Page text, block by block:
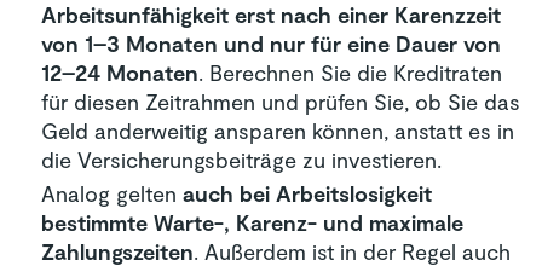
Arbeitsunfähigkeit erst nach einer Karenzzeit
von 1–3 Monaten und nur für eine Dauer von
12–24 Monaten. Berechnen Sie die Kreditraten
für diesen Zeitrahmen und prüfen Sie, ob Sie das
Geld anderweitig ansparen können, anstatt es in
die Versicherungsbeiträge zu investieren.
Analog gelten auch bei Arbeitslosigkeit
bestimmte Warte-, Karenz- und maximale
Zahlungszeiten. Außerdem ist in der Regel auch